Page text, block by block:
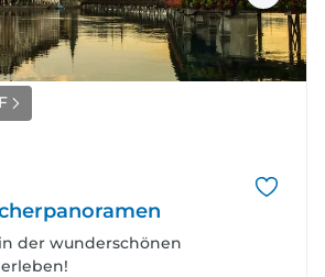
der wunderschönen